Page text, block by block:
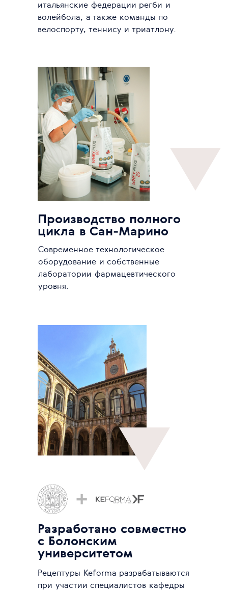
итальянские федерации регби и
волейбола, а также команды по
велоспорту, теннису и триатлону.
Разработано совместно
с Болонским
университетом
Рецептуры Keforma разрабатываются
при участии специалистов кафедры
Производство полного
цикла в Сан-Марино
Современное технологическое
оборудование и собственные
лаборатории фармацевтического
уровня.